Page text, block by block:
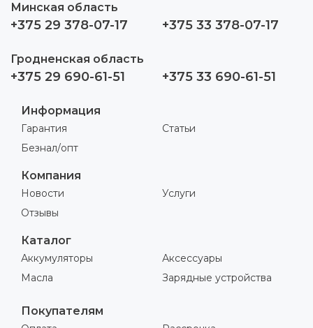
Минская область
+375 29 378-07-17 +375 33 378-07-17
Гродненская область
+375 29 690-61-51 +375 33 690-61-51
Информация
Гарантия
Безнал/опт
Статьи
Компания
Новости
Отзывы
Услуги
Каталог
Аккумуляторы
Масла
Аксессуары
Зарядные устройства
Покупателям